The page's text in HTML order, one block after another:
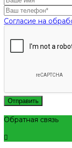
Согласие на
Отправить
Обратная связь